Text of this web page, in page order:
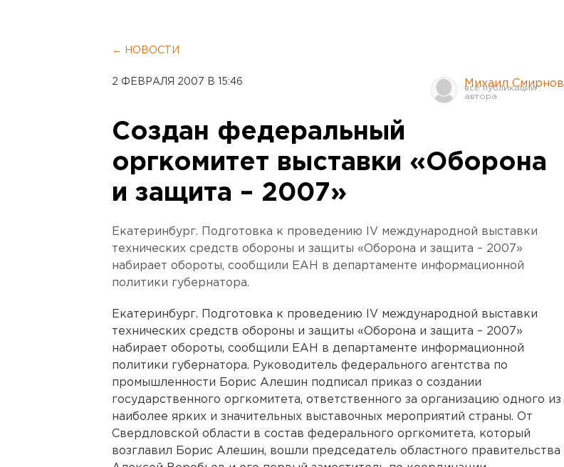
← НОВОСТИ
2 ФЕВРАЛЯ 2007 В 15:46 Михаил Смирнов
Создан федеральный
оргкомитет выставки «Оборона
и защита – 2007»
Екатеринбург. Подготовка к проведению IV международной выставки
технических средств обороны и защиты «Оборона и защита – 2007»
набирает обороты, сообщили ЕАН в департаменте информационной
политики губернатора.
Екатеринбург. Подготовка к проведению IV международной выставки
технических средств обороны и защиты «Оборона и защита – 2007»
набирает обороты, сообщили ЕАН в департаменте информационной
политики губернатора. Руководитель федерального агентства по
промышленности Борис Алешин подписал приказ о создании
государственного оргкомитета, ответственного за организацию одного из
наиболее ярких и значительных выставочных мероприятий страны. От
Свердловской области в состав федерального оргкомитета, который
возглавил Борис Алешин, вошли председатель областного правительства